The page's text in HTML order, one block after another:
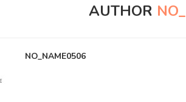
AUTHOR
NO_NAME0506